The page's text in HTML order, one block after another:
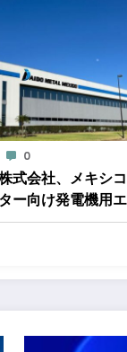
0
式会社、メキシ
ー向け発電機用
投資を決定 ～
ント契約締結に基